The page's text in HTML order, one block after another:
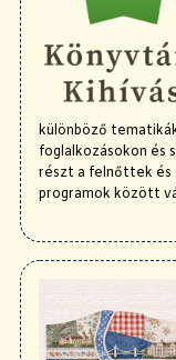
különböző
foglalkozásokon és
részt a felnőttek és
programok között